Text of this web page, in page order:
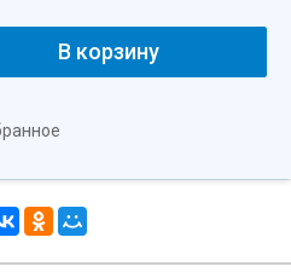
В корзину